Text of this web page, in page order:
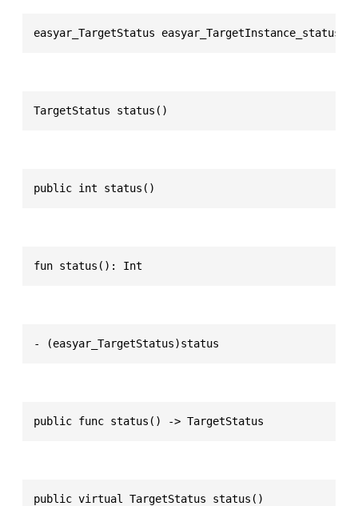
easyar_TargetStatus
TargetStatus status()
public int status()
fun status(): Int
- (easyar_TargetStatus)status
public func status() -> TargetStatus
public virtual TargetStatus status()